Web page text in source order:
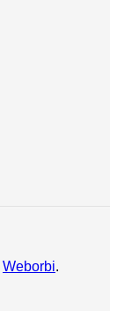
Weborbi.